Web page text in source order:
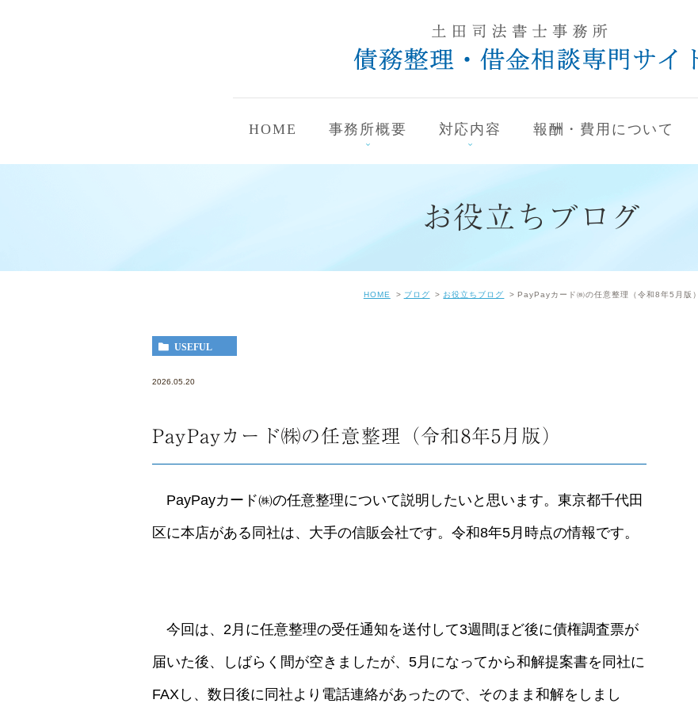
HOME 事務所概要 対応内容 報酬・費用について
お役立ちブログ
HOME ブログ お役立ちブログ PayPayカード㈱の任意整理（令和8年5月版）
USEFUL
2026.05.20
PayPayカード㈱の任意整理（令和8年5月版）
PayPayカード㈱の任意整理について説明したいと思います。東京都千代田
区に本店がある同社は、大手の信販会社です。令和8年5月時点の情報です。
今回は、2月に任意整理の受任通知を送付して3週間ほど後に債権調査票が
届いた後、しばらく間が空きましたが、5月になってから和解提案書を同社に
FAXし、数日後に同社より電話連絡があったので、そのまま和解をしまし